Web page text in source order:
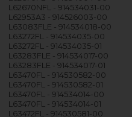
L62670NFL - 914534031-00
L62953A3 - 914526003-00
L63083FLE - 914534018-00
L63272FL - 914534035-00
L63272FL - 914534035-01
L63283FLE - 914534017-00
L63283FLE - 914534017-01
L63470FL - 914530582-00
L63470FL - 914530582-01
L63470FL - 914534014-00
L63470FL - 914534014-01
L63472FL - 914530581-00